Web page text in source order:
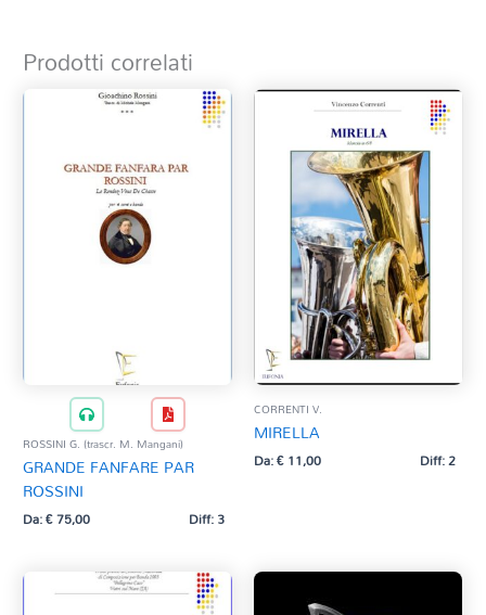
Prodotti correlati
ROSSINI G. (trascr. M. Mangani)
GRANDE FANFARE PAR
ROSSINI
Da:€75,00 Diff: 3
CORRENTI V.
MIRELLA
Da:€11,00 Diff: 2